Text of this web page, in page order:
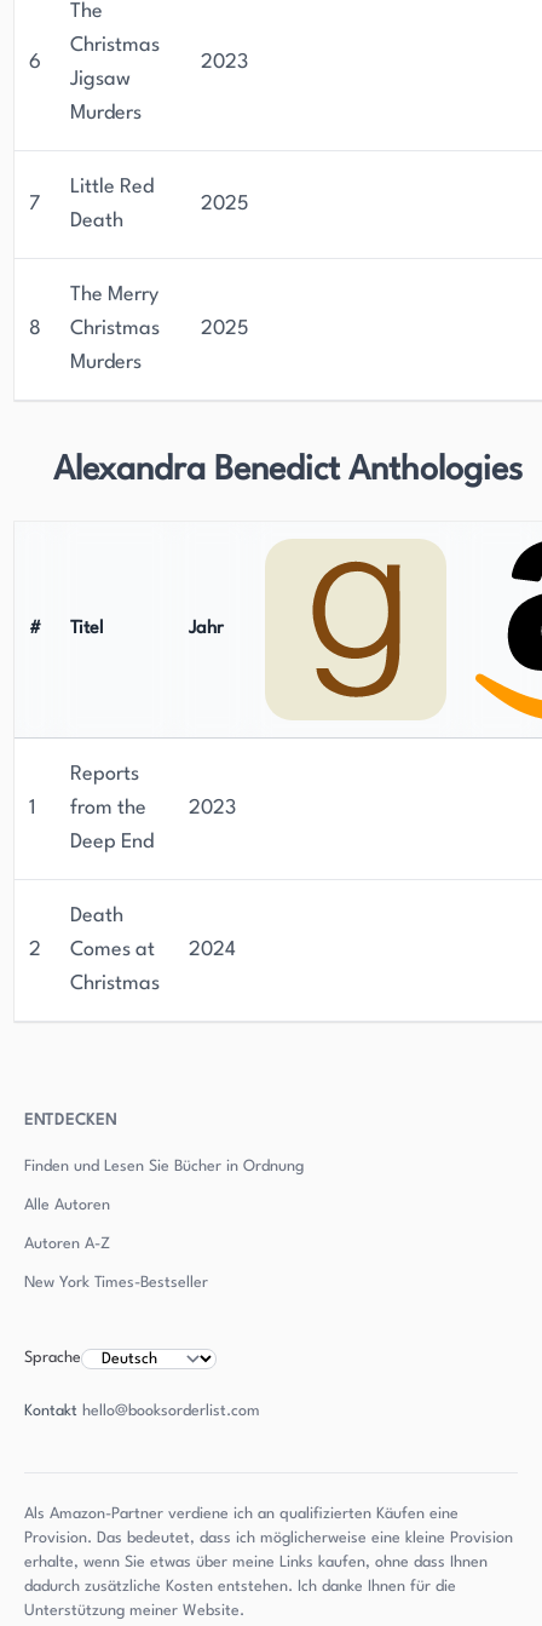
6
The
Christmas
Jigsaw
Murders
2023
7
Little Red
Death
2025
8
The Merry
Christmas
Murders
2025
Alexandra Benedict Anthologies
# Titel Jahr
1
Reports
from the
Deep End
2023
2
Death
Comes at
Christmas
2024
ENTDECKEN
Finden und Lesen Sie Bücher in Ordnung
Alle Autoren
Autoren A-Z
New York Times-Bestseller
Sprache
Kontakt hello@booksorderlist.com
Als Amazon-Partner verdiene ich an qualifizierten Käufen eine
Provision. Das bedeutet, dass ich möglicherweise eine kleine Provision
erhalte, wenn Sie etwas über meine Links kaufen, ohne dass Ihnen
dadurch zusätzliche Kosten entstehen. Ich danke Ihnen für die
Unterstützung meiner Website.